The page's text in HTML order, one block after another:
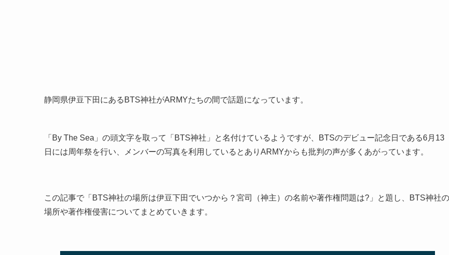
静岡県伊豆下田にあるBTS神社がARMYたちの間で話題になっています。
「By The Sea」の頭文字を取って「BTS神社」と名付けているようですが、BTSのデビュー記念日である6月13
日には周年祭を行い、メンバーの写真を利用しているとありARMYからも批判の声が多くあがっています。
この記事で「BTS神社の場所は伊豆下田でいつから？宮司（神主）の名前や著作権問題は?」と題し、BTS神社の
場所や著作権侵害についてまとめていきます。